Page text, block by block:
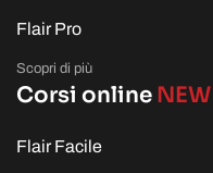
Flair Pro
Scopri di più
Corsi online NEW
Flair Facile